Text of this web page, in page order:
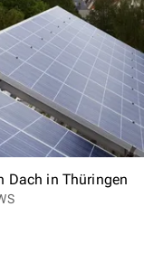
Dach in Thüringen